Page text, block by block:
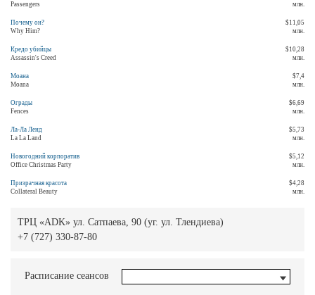
ТРЦ «ADK» ул. Сатпаева, 90 (уг. ул. Тлендиева)
+7 (727) 330-87-80
Расписание сеансов
Passengers
млн.
Почему он?
Why Him?
$11,05
млн.
Кредо убийцы
Assassin's Creed
$10,28
млн.
Моана
Moana
$7,4
млн.
Ограды
Fences
$6,69
млн.
Ла-Ла Ленд
La La Land
$5,73
млн.
Новогодний корпоратив
Office Christmas Party
$5,12
млн.
Призрачная красота
Collateral Beauty
$4,28
млн.